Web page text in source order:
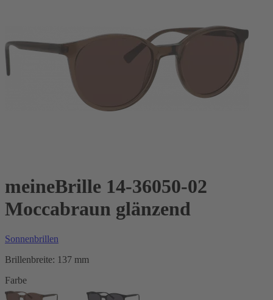
meineBrille 14-36050-02
Moccabraun glänzend
Sonnenbrillen
Brillenbreite: 137 mm
Farbe